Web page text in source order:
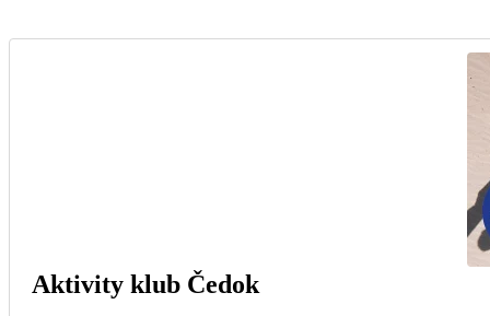
Aktivity klub Čedok